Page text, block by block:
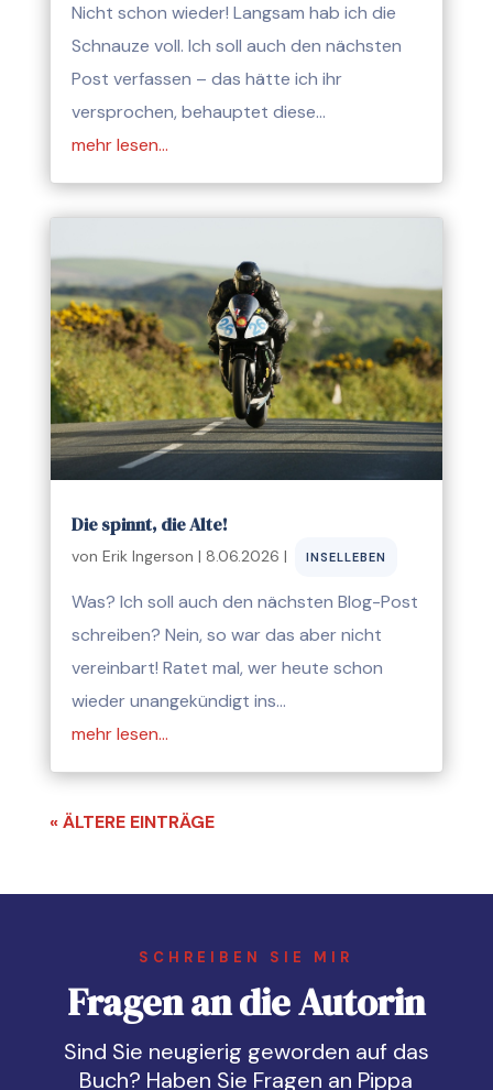
Nicht schon wieder! Langsam hab ich die
Schnauze voll. Ich soll auch den nächsten
Post verfassen – das hätte ich ihr
versprochen, behauptet diese…
mehr lesen…
Die spinnt, die Alte!
von Erik Ingerson | 8.06.2026 | INSELLEBEN
Was? Ich soll auch den nächsten Blog-Post
schreiben? Nein, so war das aber nicht
vereinbart! Ratet mal, wer heute schon
wieder unangekündigt ins…
mehr lesen…
« ÄLTERE EINTRÄGE
SCHREIBEN SIE MIR
Fragen an die Autorin
Sind Sie neugierig geworden auf das
Buch? Haben Sie Fragen an Pippa